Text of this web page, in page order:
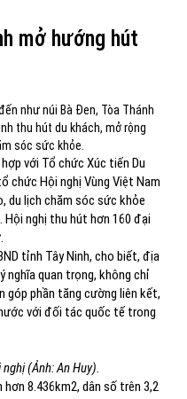
mở hướng hút
như núi Bà Đen, Tòa Thánh
thu hút du khách, mở rộng
sóc sức khỏe.
với Tổ chức Xúc tiến Du
chức Hội nghị Vùng Việt Nam
du lịch chăm sóc sức khỏe
nghị thu hút hơn 160 đại
tỉnh Tây Ninh, cho biết, địa
nghĩa quan trọng, không chỉ
góp phần tăng cường liên kết,
với đối tác quốc tế trong
(Ảnh: An Huy).
8.436km2, dân số trên 3,2